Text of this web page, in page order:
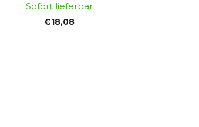
Sofort lieferbar
€18,08